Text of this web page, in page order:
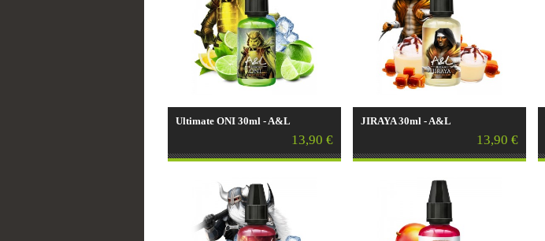
Ultimate ONI 30ml - A&L
13,90 €
JIRAYA 30ml - A&L
13,90 €